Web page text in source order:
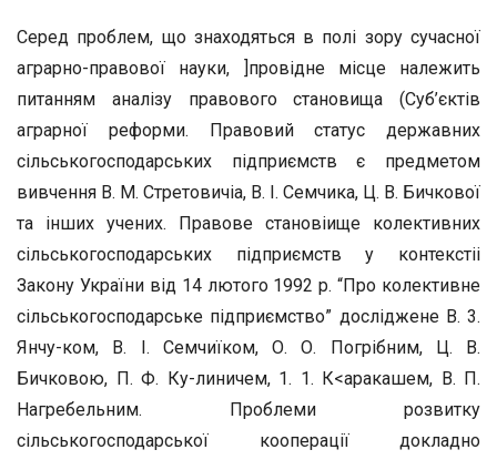
Серед проблем, що знаходяться в полі зору сучасної
аграрно-правової науки, ]провідне місце належить
питанням аналізу право­вого становища (Суб’єктів
аграрної реформи. Правовий статус дер­жавних
сільськогосподарських підприємств є предметом
вивчення В. М. Стретовичіа, В. І. Семчика, Ц. В. Бичкової
та інших учених. Правове становіище колективних
сільськогосподарських підпри­ємств у контекстіі
Закону України від 14 лютого 1992 р. “Про колек­тивне
сільськогосподарське підприємство” досліджене В. 3.
Янчу-ком, В. І. Семчиїком, О. О. Погрібним, Ц. В.
Бичковою, П. Ф. Ку-линичем, 1. 1. К<аракашем, В. П.
Нагребельним. Проблеми розвит­ку
сільськогосподарської кооперації докладно